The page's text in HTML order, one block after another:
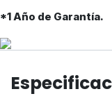
*1 Año de Garantía.